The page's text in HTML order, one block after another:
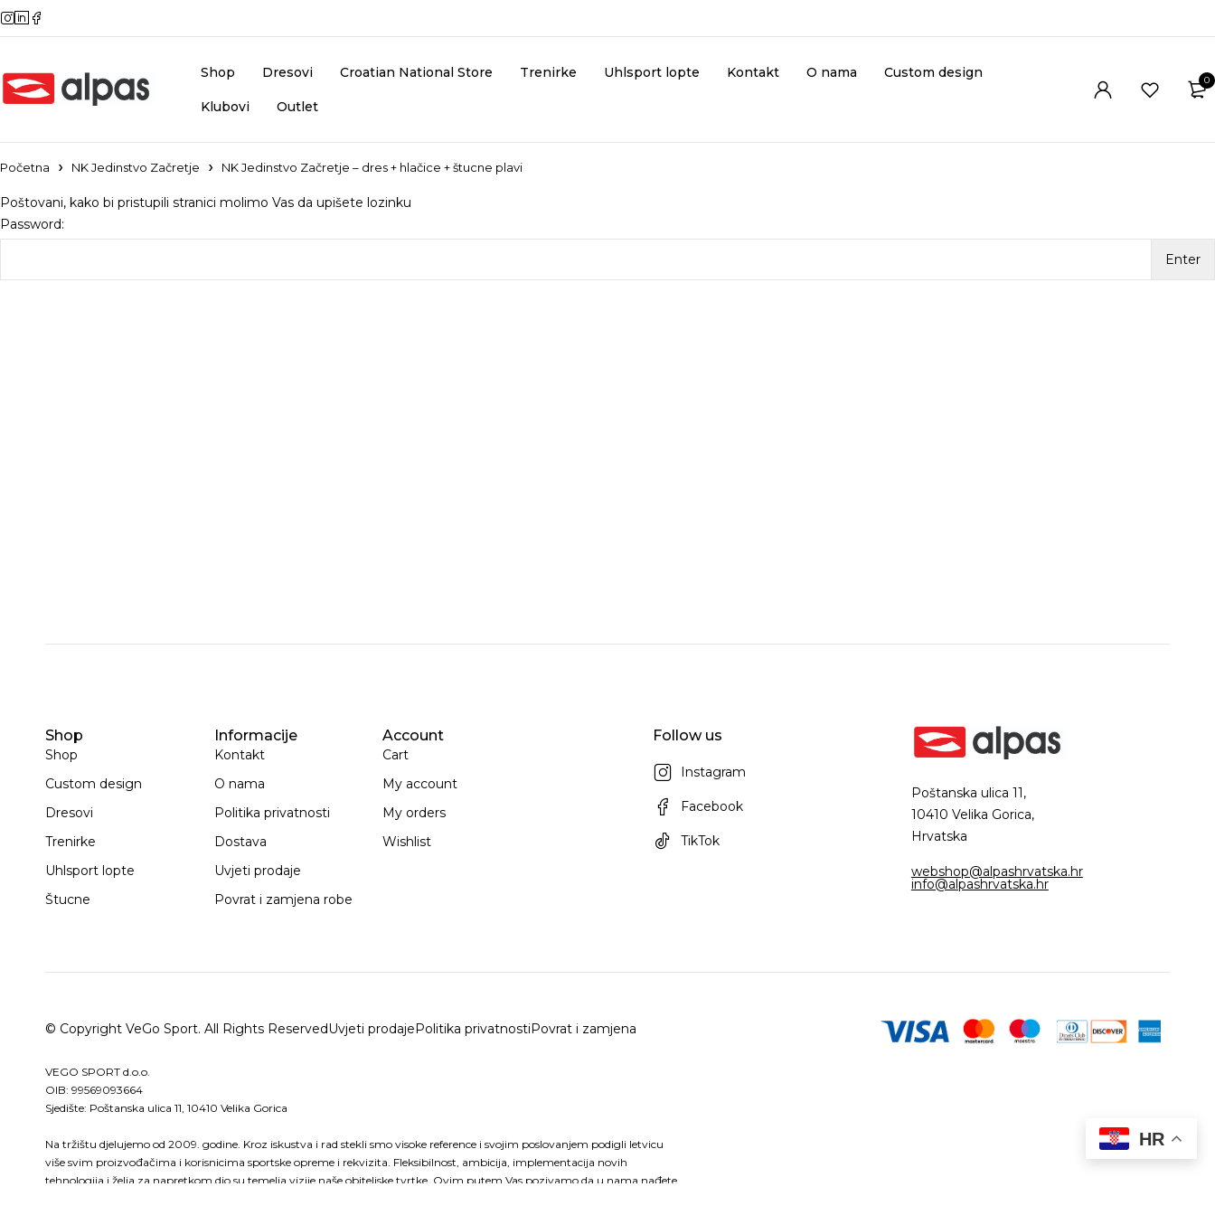
Shop Dresovi Croatian National Store Trenirke Uhlsport lopte Kontakt O nama Custom design
Klubovi Outlet
0
Početna NK Jedinstvo Začretje NK Jedinstvo Začretje – dres + hlačice + štucne plavi
Poštovani, kako bi pristupili stranici molimo Vas da upišete lozinku
Password:
Shop
Shop
Custom design
Dresovi
Trenirke
Uhlsport lopte
Štucne
Informacije
Kontakt
O nama
Politika privatnosti
Dostava
Uvjeti prodaje
Povrat i zamjena robe
Account
Cart
My account
My orders
Wishlist
Follow us
Instagram
Facebook
TikTok
Poštanska ulica 11,
10410 Velika Gorica,
Hrvatska
webshop@alpashrvatska.hr
info@alpashrvatska.hr
© Copyright VeGo Sport. All Rights ReservedUvjeti prodajePolitika privatnostiPovrat i zamjena
VEGO SPORT d.o.o.
OIB: 99569093664
Sjedište: Poštanska ulica 11, 10410 Velika Gorica
Na tržištu djelujemo od 2009. godine. Kroz iskustva i rad stekli smo visoke reference i svojim poslovanjem podigli letvicu
više svim proizvođačima i korisnicima sportske opreme i rekvizita. Fleksibilnost, ambicija, implementacija novih
tehnologija i želja za napretkom dio su temelja vizije naše obiteljske tvrtke. Ovim putem Vas pozivamo da u nama nađete
HR